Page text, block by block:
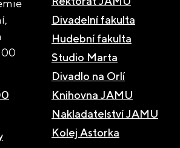
00
Divadelní fakulta
Hudební fakulta
Studio Marta
Divadlo na Orlí
Knihovna JAMU
Nakladatelství JAMU
Kolej Astorka